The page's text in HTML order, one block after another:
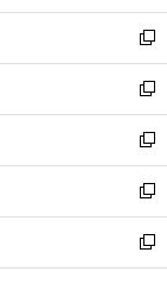
開
く
ウ
で
開
く
ン
ド
ウ
で
開
く
ウ
ィ
ン
ド
ウ
で
開
く
新
し
い
ウ
ィ
ン
ド
ウ
で
開
新
し
い
ウ
ィ
ン
ド
ウ
新
し
い
ウ
ィ
ン
新
し
い
ウ
新
し